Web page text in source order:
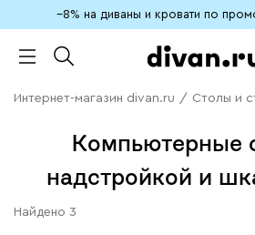
−8% на диваны и кровати по
Интернет-магазин divan.ru / Столы и
Компьютерные
надстройкой и
Найдено 3